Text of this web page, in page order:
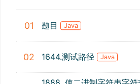
01 题目 Java
02 1644.测试路径 Java